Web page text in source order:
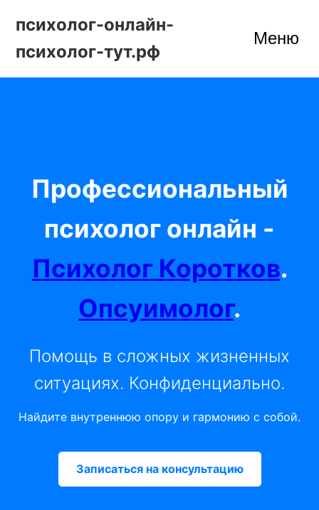
психолог-онлайн-
психолог-тут.рф
Меню
Профессиональный
психолог онлайн -
Психолог Коротков.
Опсуимолог.
Помощь в сложных жизненных
ситуациях. Конфиденциально.
Найдите внутреннюю опору и гармонию с собой.
Записаться на консультацию